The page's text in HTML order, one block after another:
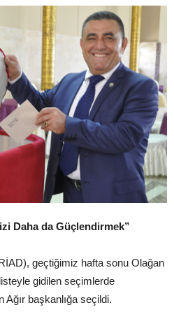
Daha da Güçlendirmek”
geçtiğimiz hafta sonu Olağan
gidilen seçimlerde
başkanlığa seçildi.